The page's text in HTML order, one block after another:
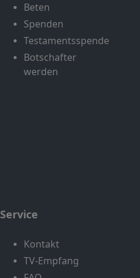
Beten
Spenden
Testamentsspende
Botschafter
werden
Service
Kontakt
TV-Empfang